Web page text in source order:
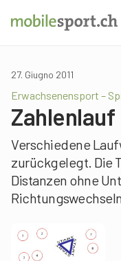
27. Giugno 2011
Erwachsenensport –
Zahlenlauf
Verschiedene
zurückgelegt. Die
Distanzen ohne